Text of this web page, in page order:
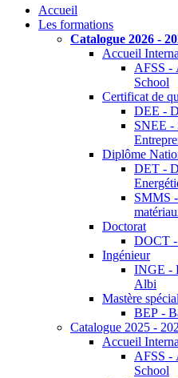
Accueil
Les formations
Catalogue 2026 -
Accueil
AFSS -
School
Certificat de
DEE -
SNEE -
Diplôme
DET -
SMMS
Doctorat
DOCT
Ingénieur
INGE -
Albi
Mastère
BEP -
Catalogue 2025 -
Accueil
AFSS -
School